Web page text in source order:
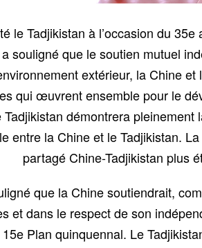
le Tadjikistan à l’occasion du
souligné que le soutien mutuel
extérieur, la Chine
qui œuvrent ensemble pour le
démontrera
entre la Chine et le Tadjikistan.
partagé Chine-Tadjikistan plus
que la Chine soutiendrait,
et dans le respect de son
Plan quinquennal. Le